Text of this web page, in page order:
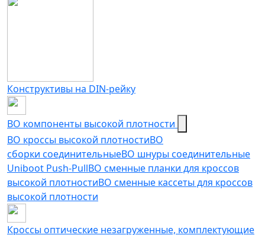
Конструктивы на DIN-рейку
ВО компоненты высокой плотности
ВО кроссы высокой плотностиВО
сборки соединительныеВО шнуры соединительные
Uniboot Push-PullВО сменные планки для кроссов
высокой плотностиВО сменные кассеты для кроссов
высокой плотности
Кроссы оптические незагруженные, комплектующие